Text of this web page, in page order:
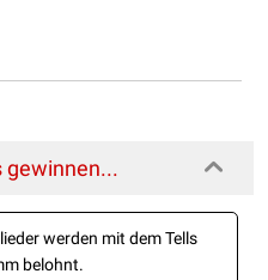
gewinnen...
werden mit dem Tells
belohnt.